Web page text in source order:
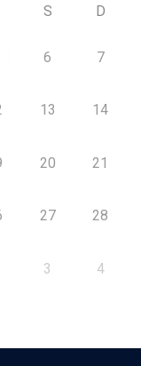
S D
6 7
13 14
20 21
27 28
3 4